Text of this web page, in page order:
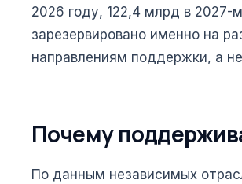
2026 году, 122,4 млрд в 2027-
зарезервировано именно на
направлениям поддержки, а
Почему
По данным независимых